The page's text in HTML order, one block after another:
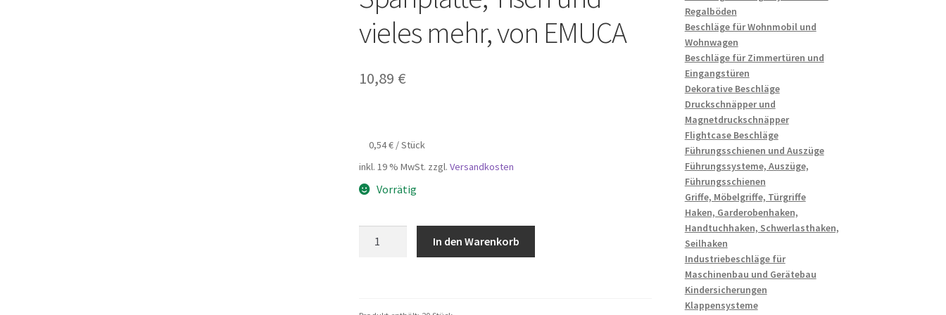
vieles mehr, von EMUCA
10,89 €
0,54€ /Stück
inkl. 19 % MwSt. zzgl.Versandkosten
Vorrätig
In den Warenkorb
Regalböden
Beschläge für Wohnmobil und
Wohnwagen
Beschläge für Zimmertüren und
Eingangstüren
Dekorative Beschläge
Druckschnäpper und
Magnetdruckschnäpper
Flightcase Beschläge
Führungsschienen und Auszüge
Führungssysteme, Auszüge,
Führungsschienen
Griffe, Möbelgriffe, Türgriffe
Haken, Garderobenhaken,
Handtuchhaken, Schwerlasthaken,
Seilhaken
Industriebeschläge für
Maschinenbau und Gerätebau
Kindersicherungen
Klappensysteme